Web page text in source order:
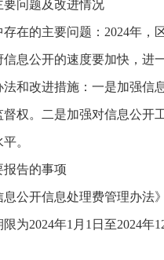
要问题及改进情况
存在的主要问题：2024年
信息公开的速度要加快，进
法和改进措施：一是加强
权。二是加强对信息公开
。
报告的事项
息公开信息处理费管理办法
为2024年1月1日至2024年